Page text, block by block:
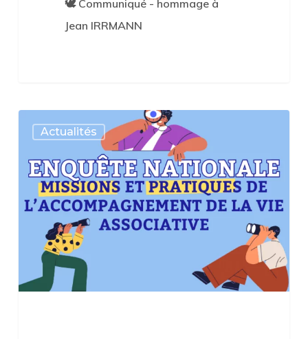
🕊 Communiqué - hommage à
Jean IRRMANN
Actualités
nationale
missions
et
pratiques
accompagnateurs
de